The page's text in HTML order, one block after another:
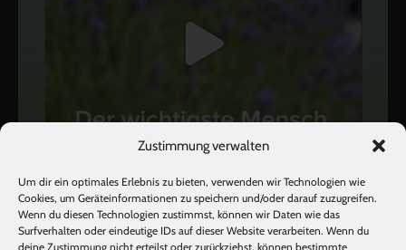
Zustimmung verwalten
Um dir ein optimales Erlebnis zu bieten, verwenden wir Technologien wie
Cookies, um Geräteinformationen zu speichern und/oder darauf zuzugreifen.
Wenn du diesen Technologien zustimmst, können wir Daten wie das
Surfverhalten oder eindeutige IDs auf dieser Website verarbeiten. Wenn du
deine Zustimmung nicht erteilst oder zurückziehst, können bestimmte